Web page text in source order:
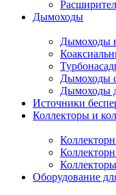
Дымоходы
Дымоходы
Дымоходы
Дымоходы
Источники
Коллекторы и
Оборудование